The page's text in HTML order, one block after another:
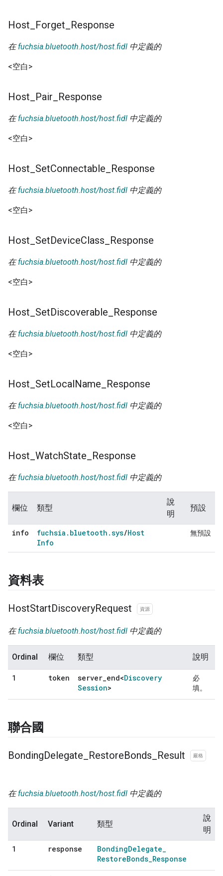
Host Forget Response
在fuchsia.bluetooth.host/host.fidl 中定義的
<空白>
Host Pair Response
在fuchsia.bluetooth.host/host.fidl 中定義的
<空白>
Host SetConnectable Response
在fuchsia.bluetooth.host/host.fidl 中定義的
<空白>
Host SetDeviceClass Response
在fuchsia.bluetooth.host/host.fidl 中定義的
<空白>
Host SetDiscoverable Response
在fuchsia.bluetooth.host/host.fidl 中定義的
<空白>
Host SetLocalName Response
在fuchsia.bluetooth.host/host.fidl 中定義的
<空白>
Host WatchState Response
在fuchsia.bluetooth.host/host.fidl 中定義的
欄位 類型
說
明
預設
info fuchsia . bluetooth .sys/Host
Info
無預設
資料表
HostStartDiscoveryRequest 資源
在fuchsia.bluetooth.host/host.fidl 中定義的
Ordinal 欄位 類型 說明
1 token server end<Discovery
Session>
必
填。
聯合國
BondingDelegate RestoreBonds Result 嚴格
在fuchsia.bluetooth.host/host.fidl 中定義的
Ordinal Variant 類型
說
明
1 response BondingDelegate_
RestoreBonds_Response